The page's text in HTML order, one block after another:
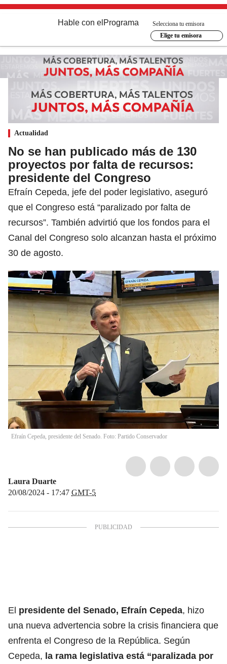
Hable con el Programa
Selecciona tu emisora
Elige tu emisora
Actualidad
No se han publicado más de 130
proyectos por falta de recursos:
presidente del Congreso
Efraín Cepeda, jefe del poder legislativo, aseguró
que el Congreso está “paralizado por falta de
recursos”. También advirtió que los fondos para el
Canal del Congreso solo alcanzan hasta el próximo
30 de agosto.
Efraín Cepeda, presidente del Senado. Foto: Partido Conservador
Laura Duarte
20/08/2024 - 17:47 GMT-5
El presidente del Senado, Efraín Cepeda, hizo
una nueva advertencia sobre la crisis financiera que
enfrenta el Congreso de la República. Según
Cepeda, la rama legislativa está “paralizada por